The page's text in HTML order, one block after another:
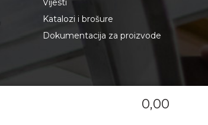
0,00
Vijesti
Katalozi i brošure
Dokumentacija za proizvode